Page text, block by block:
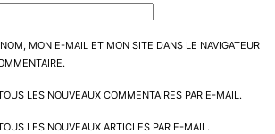
MON E-MAIL ET MON SITE DANS LE NAVIGATEUR
LES NOUVEAUX COMMENTAIRES PAR E-MAIL.
LES NOUVEAUX ARTICLES PAR E-MAIL.